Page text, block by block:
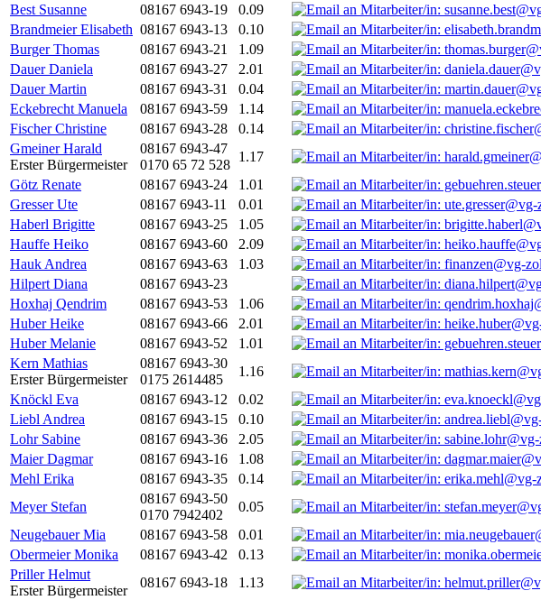
Best Susanne
08167 6943-19 0.09
Brandmeier Elisabeth 08167 6943-13 0.10
Burger Thomas
08167 6943-21 1.09
Dauer Daniela
08167 6943-27 2.01
Dauer Martin
08167 6943-31 0.04
Eckebrecht Manuela
08167 6943-59 1.14
Fischer Christine
08167 6943-28 0.14
Gmeiner Harald
Erster Bürgermeister
08167 6943-47
0170 65 72 528
1.17
Götz Renate
08167 6943-24 1.01
Gresser Ute
08167 6943-11 0.01
Haberl Brigitte
08167 6943-25 1.05
Hauffe Heiko
08167 6943-60 2.09
Hauk Andrea
08167 6943-63 1.03
Hilpert Diana
08167 6943-23
Hoxhaj Qendrim
08167 6943-53 1.06
Huber Heike
08167 6943-66 2.01
Huber Melanie
08167 6943-52 1.01
Kern Mathias
Erster Bürgermeister
08167 6943-30
0175 2614485
1.16
Knöckl Eva
08167 6943-12 0.02
Liebl Andrea
08167 6943-15 0.10
Lohr Sabine
08167 6943-36 2.05
Maier Dagmar
08167 6943-16 1.08
Mehl Erika
08167 6943-35 0.14
Meyer Stefan
08167 6943-50
0170 7942402
0.05
Neugebauer Mia
08167 6943-58 0.01
Obermeier Monika
08167 6943-42 0.13
Priller Helmut
Erster Bürgermeister
08167 6943-18 1.13